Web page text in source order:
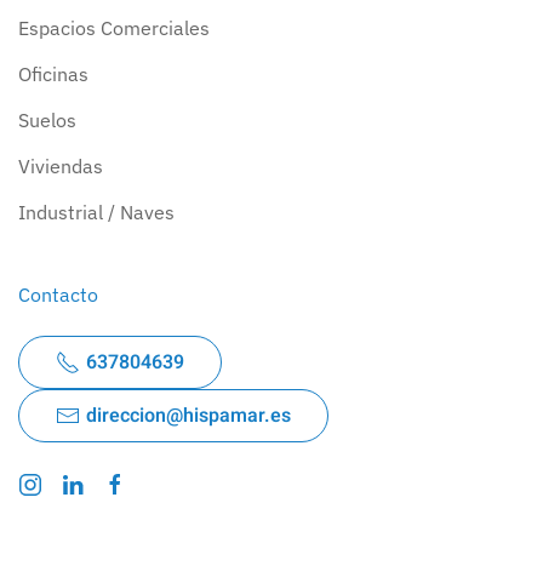
Espacios Comerciales
Oficinas
Suelos
Viviendas
Industrial / Naves
Contacto
637804639
direccion@hispamar.es